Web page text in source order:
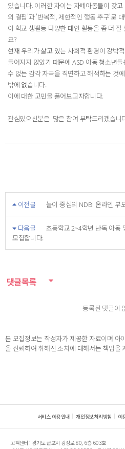
있습니다. 이러한 차이는 자폐아동들이 갖
의 결핍'과 '반복적, 제한적인 행동 추구'로
이 학교 생활등 다양한 대인 활동을 좀 더
요?
현재 우리가 살고 있는 사회적 환경이 강박
들어지지 않았기 때문에 ASD 아동 청소년
수 없는 감각 자극을 직면하고 해석하는 것
밖에 없습니다.
이에 대한 고민을 풀어보고자합니다.
관심있으신분은 많은 참여 부탁드리겠습니
이전글
놀이 중심의 NDBI 온라인 부
다음글
초등학교 2~4학년 난독 아동
모집합니다.
댓글목록
등록된 댓글이
본 모집정보는 작성자가 제공한 자료이며 아
을 신뢰하여 취해진 조치에 대해서는 책임을
서비스 이용안내 개인정보처리방침 이
고객센터 : 경기도 군포시 광정로 80, 6층 603호